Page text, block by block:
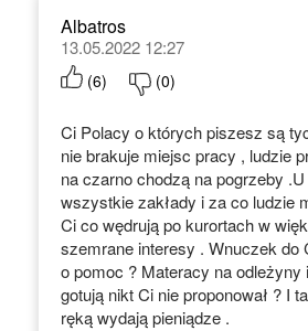
Albatros
13.05.2022 12:27
(6) (0)
Ci Polacy o których piszesz są
nie brakuje miejsc pracy , ludzie
na czarno chodzą na pogrzeby
wszystkie zakłady i za co ludzie
Ci co wędrują po kurortach w
szemrane interesy . Wnuczek do
o pomoc ? Materacy na
gotują nikt Ci nie proponował ? I
ręką wydają pieniądze .